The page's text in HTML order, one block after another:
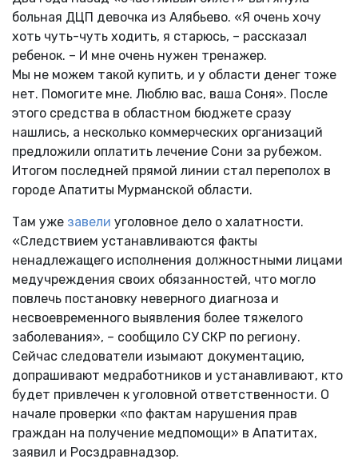
больная ДЦП девочка из Алябьево. «Я очень хочу
хоть чуть-чуть ходить, я старюсь, – рассказал
ребенок. – И мне очень нужен тренажер.
Мы не можем такой купить, и у области денег тоже
нет. Помогите мне. Люблю вас, ваша Соня». После
этого средства в областном бюджете сразу
нашлись, а несколько коммерческих организаций
предложили оплатить лечение Сони за рубежом.
Итогом последней прямой линии стал переполох в
городе Апатиты Мурманской области.
Там уже завели уголовное дело о халатности.
«Следствием устанавливаются факты
ненадлежащего исполнения должностными лицами
медучреждения своих обязанностей, что могло
повлечь постановку неверного диагноза и
несвоевременного выявления более тяжелого
заболевания», – сообщило СУ СКР по региону.
Сейчас следователи изымают документацию,
допрашивают медработников и устанавливают, кто
будет привлечен к уголовной ответственности. О
начале проверки «по фактам нарушения прав
граждан на получение медпомощи» в Апатитах,
заявил и Росздравнадзор.